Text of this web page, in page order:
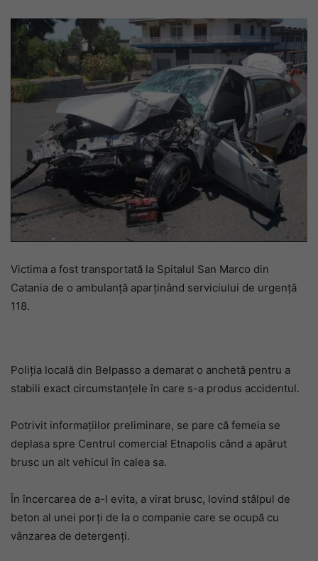
Victima a fost transportată la Spitalul San Marco din
Catania de o ambulanță aparținând serviciului de urgență
118.
Poliția locală din Belpasso a demarat o anchetă pentru a
stabili exact circumstanțele în care s-a produs accidentul.
Potrivit informațiilor preliminare, se pare că femeia se
deplasa spre Centrul comercial Etnapolis când a apărut
brusc un alt vehicul în calea sa.
În încercarea de a-l evita, a virat brusc, lovind stâlpul de
beton al unei porți de la o companie care se ocupă cu
vânzarea de detergenți.